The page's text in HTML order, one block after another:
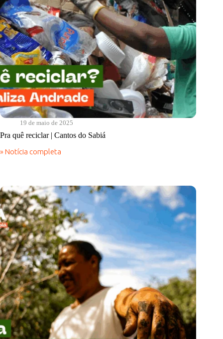
19 de maio de 2025
Pra quê reciclar | Cantos do Sabiá
» Notícia completa
Pra
Cantos
do
Sabiá